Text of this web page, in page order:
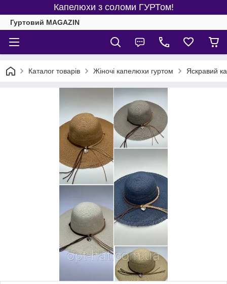
Капелюхи з соломи ГУРТом!
Гуртовий MAGAZIN
Каталог товарів Жіночі капелюхи гуртом Яскравий